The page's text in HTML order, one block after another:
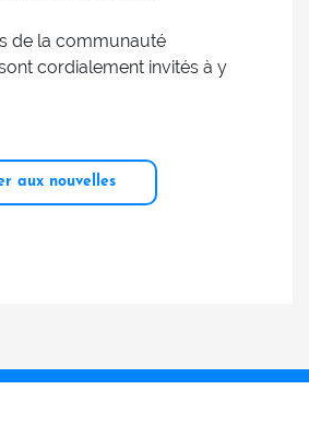
de la communauté
cordialement invités à y
aux nouvelles